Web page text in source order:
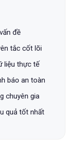
đề
tắc cốt lõi
liệu thực tế
báo an toàn
chuyên gia
quả tốt nhất